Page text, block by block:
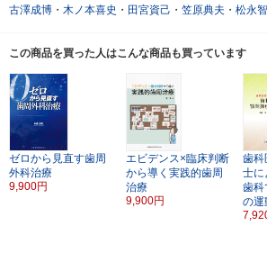
古澤成博 ・ 木ノ本喜史 ・ 田宮資己 ・ 笠原典夫 ・ 松永智
この商品を買った人はこんな商品も買っています
ゼロから見直す歯周
外科治療
9,900円
エビデンス×臨床判断
から導く実践的歯周
治療
9,900円
歯科
士に
歯科
の運